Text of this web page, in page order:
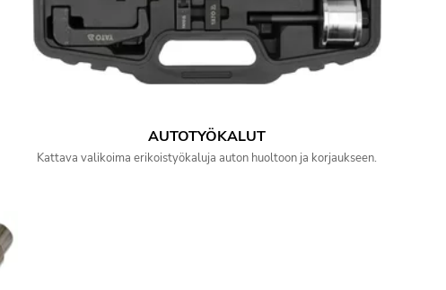
AUTOTYÖKALUT
Kattava valikoima erikoistyökaluja auton huoltoon ja korjaukseen.